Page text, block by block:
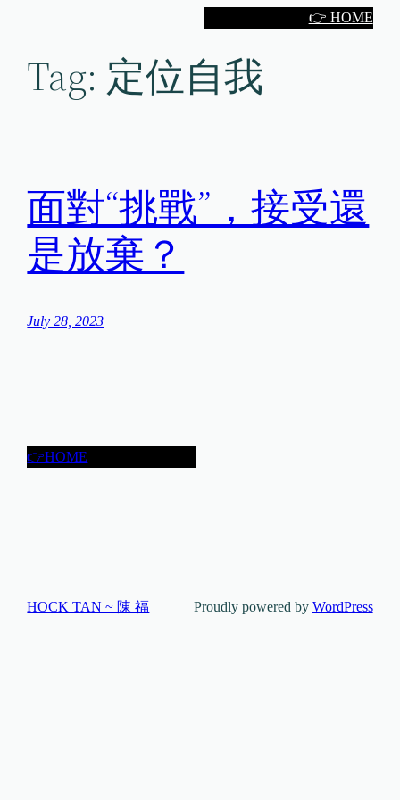
👉 HOME
Tag: 定位自我
面對“挑戰”，接受還
是放棄？
July 28, 2023
👉HOME
HOCK TAN ~ 陳 福 Proudly powered by WordPress